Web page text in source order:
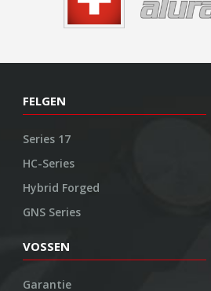
FELGEN
Series 17
HC-Series
Hybrid Forged
GNS Series
VOSSEN
Garantie